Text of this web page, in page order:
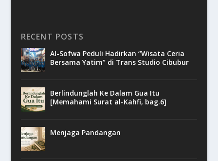
RECENT POSTS
Al-Sofwa Peduli Hadirkan “Wisata Ceria
Bersama Yatim” di Trans Studio Cibubur
Berlindunglah Ke Dalam Gua Itu
[Memahami Surat al-Kahfi, bag.6]
Menjaga Pandangan